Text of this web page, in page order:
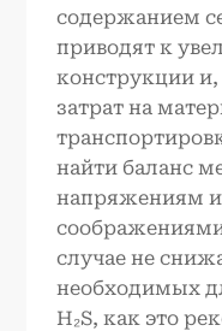
содержанием
приводят к
конструкции и,
затрат на
найти баланс
напряжениям
случае не
необходимых
H₂S, как это